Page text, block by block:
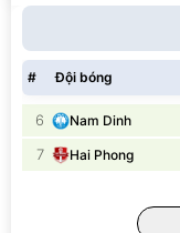
# Đội bóng
6 Nam Dinh
7 Hai Phong